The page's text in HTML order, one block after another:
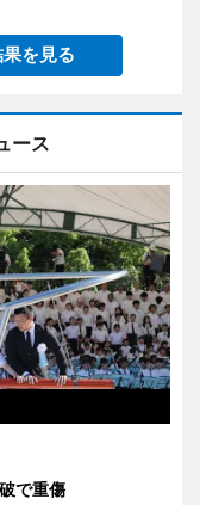
果を見る
ース
で重傷